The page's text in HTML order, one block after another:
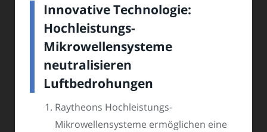
Innovative Technologie:
Hochleistungs-
Mikrowellensysteme
neutralisieren
Luftbedrohungen
Raytheons Hochleistungs-
Mikrowellensysteme ermöglichen eine